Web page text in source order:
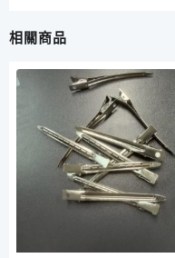
型
灰
翹
短
相關商品